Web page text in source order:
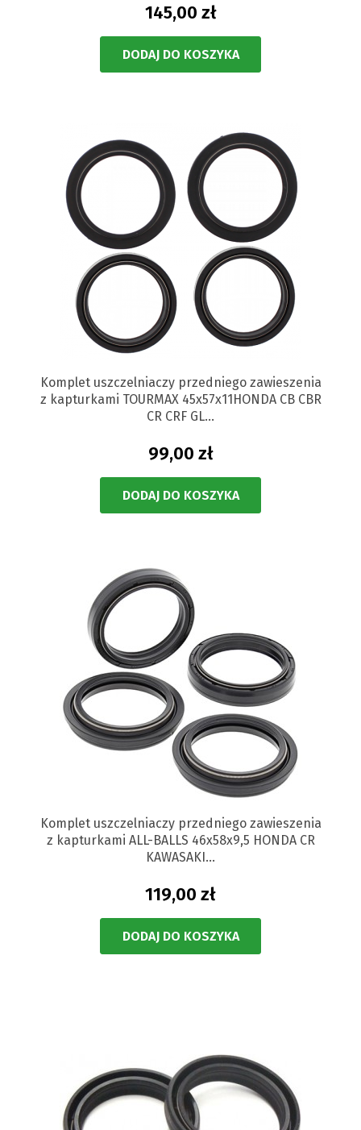
145,00 zł
DODAJ DO KOSZYKA
Komplet uszczelniaczy przedniego zawieszenia
z kapturkami TOURMAX 45x57x11HONDA CB CBR
CR CRF GL...
99,00 zł
DODAJ DO KOSZYKA
Komplet uszczelniaczy przedniego zawieszenia
z kapturkami ALL-BALLS 46x58x9,5 HONDA CR
KAWASAKI...
119,00 zł
DODAJ DO KOSZYKA